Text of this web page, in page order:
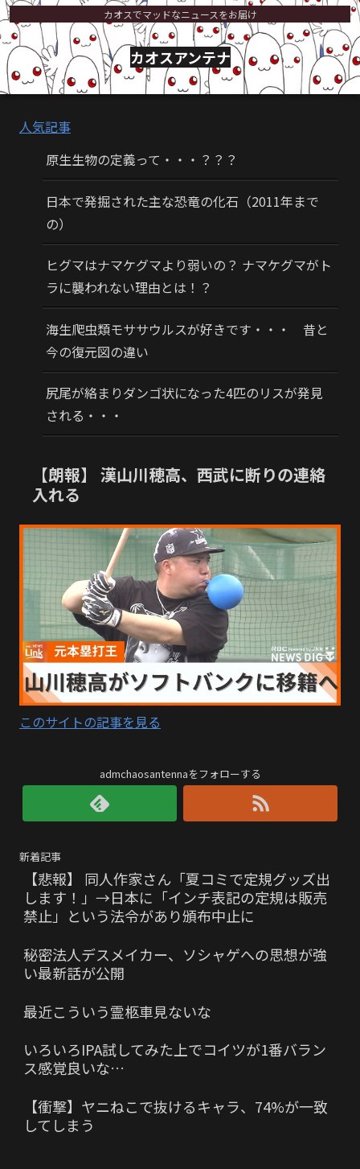
カオスでマッドなニュースをお届け
カオスアンテナ
人気記事
原生生物の定義って・・・？？？
日本で発掘された主な恐竜の化石（2011年まで
の）
ヒグマはナマケグマより弱いの？ ナマケグマがト
ラに襲われない理由とは！？
海生爬虫類モササウルスが好きです・・・ 昔と
今の復元図の違い
尻尾が絡まりダンゴ状になった4匹のリスが発見
される・・・
【朗報】 漢山川穂高、西武に断りの連絡
入れる
このサイトの記事を見る
admchaosantennaをフォローする
新着記事
【悲報】 同人作家さん「夏コミで定規グッズ出
します！」→日本に「インチ表記の定規は販売
禁止」という法令があり頒布中止に
秘密法人デスメイカー、ソシャゲへの思想が強
い最新話が公開
最近こういう霊柩車見ないな
いろいろIPA試してみた上でコイツが1番バラン
ス感覚良いな…
【衝撃】ヤニねこで抜けるキャラ、74%が一致
してしまう